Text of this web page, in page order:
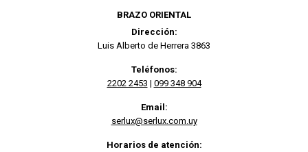
BRAZO ORIENTAL
Dirección:
Luis Alberto de Herrera 3863
Teléfonos:
2202 2453 | 099 348 904
Email:
serlux@serlux.com.uy
Horarios de atención: